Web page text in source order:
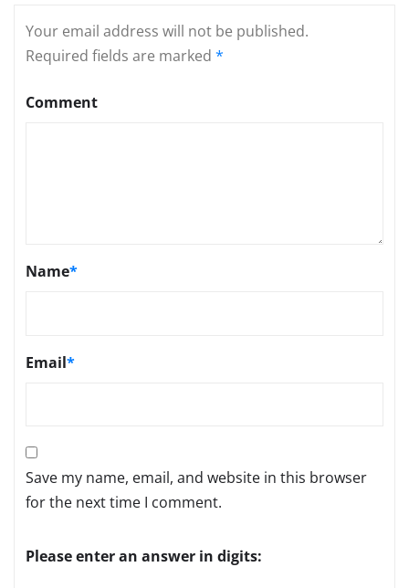
Your email address will not be published.
Required fields are marked *
Comment
Name*
Email*
Save my name, email, and website in this browser
for the next time I comment.
Please enter an answer in digits: